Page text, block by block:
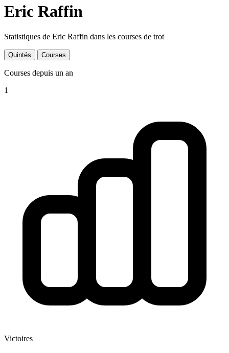
Eric Raffin
Statistiques de Eric Raffin dans les courses de trot
Quintés Courses
Courses depuis un an
1
Victoires